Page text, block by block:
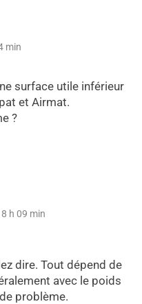
min
surface utile inférieur
et Airmat.
?
h 09 min
dire. Tout dépend de
avec le poids
problème.